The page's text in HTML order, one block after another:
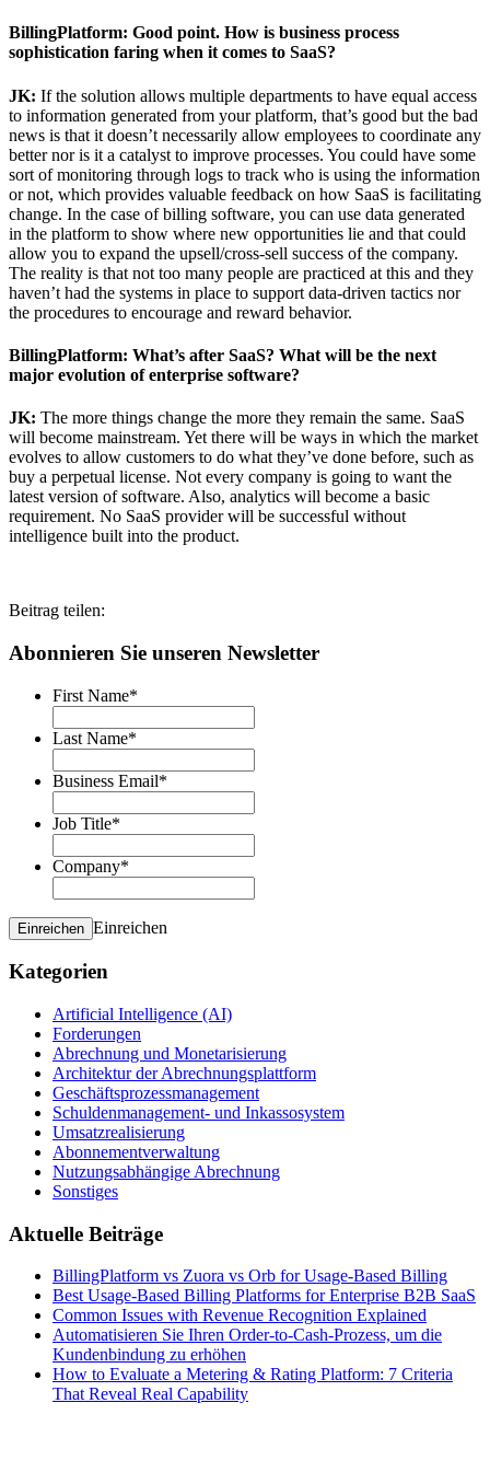
BillingPlatform: Good point. How is business process
sophistication faring when it comes to SaaS?
JK: If the solution allows multiple departments to have equal access
to information generated from your platform, that’s good but the bad
news is that it doesn’t necessarily allow employees to coordinate any
better nor is it a catalyst to improve processes. You could have some
sort of monitoring through logs to track who is using the information
or not, which provides valuable feedback on how SaaS is facilitating
change. In the case of billing software, you can use data generated
in the platform to show where new opportunities lie and that could
allow you to expand the upsell/cross-sell success of the company.
The reality is that not too many people are practiced at this and they
haven’t had the systems in place to support data-driven tactics nor
the procedures to encourage and reward behavior.
BillingPlatform: What’s after SaaS? What will be the next
major evolution of enterprise software?
JK: The more things change the more they remain the same. SaaS
will become mainstream. Yet there will be ways in which the market
evolves to allow customers to do what they’ve done before, such as
buy a perpetual license. Not every company is going to want the
latest version of software. Also, analytics will become a basic
requirement. No SaaS provider will be successful without
intelligence built into the product.
Beitrag teilen:
Abonnieren Sie unseren Newsletter
First Name*
Last Name*
Business Email*
Job Title*
Company*
Einreichen Einreichen
Kategorien
Artificial Intelligence (AI)
Forderungen
Abrechnung und Monetarisierung
Architektur der Abrechnungsplattform
Geschäftsprozessmanagement
Schuldenmanagement- und Inkassosystem
Umsatzrealisierung
Abonnementverwaltung
Nutzungsabhängige Abrechnung
Sonstiges
Aktuelle Beiträge
BillingPlatform vs Zuora vs Orb for Usage-Based Billing
Best Usage-Based Billing Platforms for Enterprise B2B SaaS
Common Issues with Revenue Recognition Explained
Automatisieren Sie Ihren Order-to-Cash-Prozess, um die
Kundenbindung zu erhöhen
How to Evaluate a Metering & Rating Platform: 7 Criteria
That Reveal Real Capability